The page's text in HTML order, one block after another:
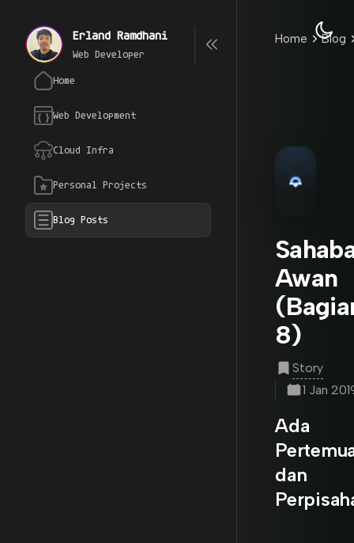
Erland Ramdhani
Web Developer
Home
Web Development
Cloud Infra
Personal Projects
Blog Posts
Home Blog
Awan
8)
Story
1 Jan
Ada
dan